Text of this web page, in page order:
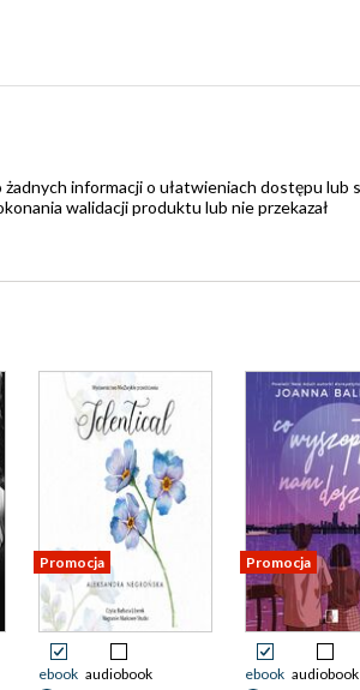
informacji o ułatwieniach dostępu lub
walidacji produktu lub nie przekazał
Promocja
ebook audiobook
Promocja
ebook audiobook